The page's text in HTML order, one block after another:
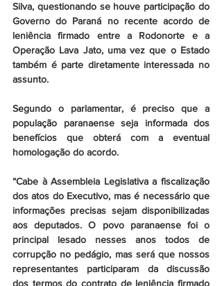
Silva, questionando se houve participação do
Governo do Paraná no recente acordo de
leniência firmado entre a Rodonorte e a
Operação Lava Jato, uma vez que o Estado
também é parte diretamente interessada no
assunto.
Segundo o parlamentar, é preciso que a
população paranaense seja informada dos
benefícios que obterá com a eventual
homologação do acordo.
“Cabe à Assembleia Legislativa a fiscalização
dos atos do Executivo, mas é necessário que
informações precisas sejam disponibilizadas
aos deputados. O povo paranaense foi o
principal lesado nesses anos todos de
corrupção no pedágio, mas será que nossos
representantes participaram da discussão
dos termos do contrato de leniência firmado